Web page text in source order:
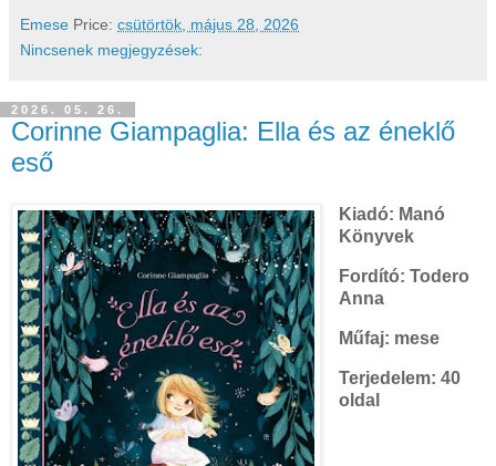
Emese Price: csütörtök, május 28, 2026
Nincsenek megjegyzések:
2026. 05. 26.
Corinne Giampaglia: Ella és az éneklő
eső
Kiadó: Manó
Könyvek
Fordító: Todero
Anna
Műfaj: mese
Terjedelem: 40
oldal